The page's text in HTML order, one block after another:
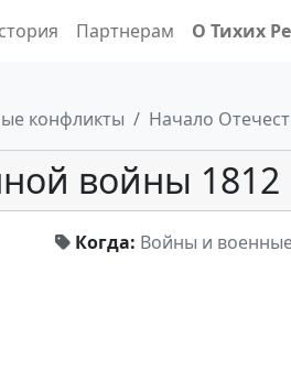
Партнерам О Тихих
конфликты Начало
войны 1812
Когда: Войны и